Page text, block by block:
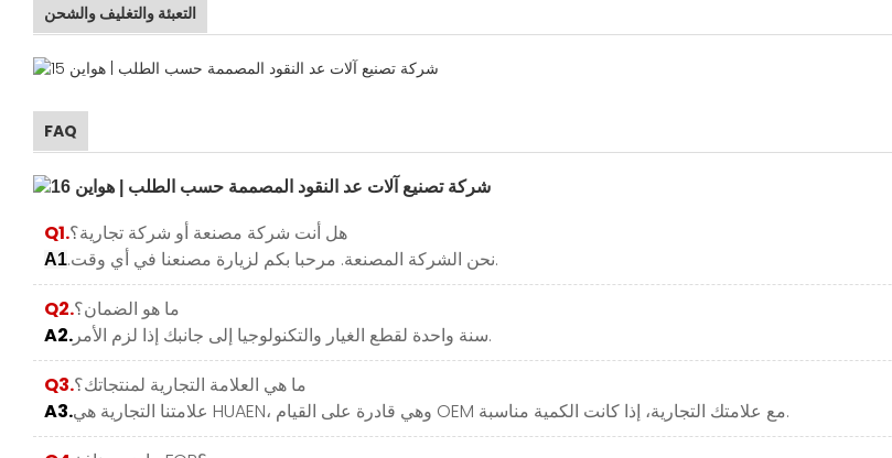
التعبئة والتغليف والشحن
FAQ
Q1.هل أنت شركة مصنعة أو شركة تجارية؟
A1
.نحن الشركة المصنعة. مرحبا بكم لزيارة مصنعنا في أي وقت.
Q2.ما هو الضمان؟
A2.
سنة واحدة لقطع الغيار والتكنولوجيا إلى جانبك إذا لزم الأمر.
Q3.ما هي العلامة التجارية لمنتجاتك؟
A3.
علامتنا التجارية هي HUAEN، وهي قادرة على القيام OEM مع علامتك التجارية، إذا كانت الكمية مناسبة.